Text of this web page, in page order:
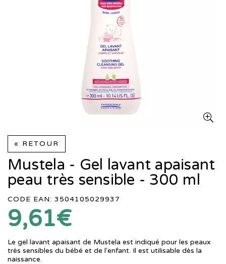
« RETOUR
Mustela - Gel lavant apaisant
peau très sensible - 300 ml
CODE EAN: 3504105029937
9,61€
Le gel lavant apaisant de Mustela est indiqué pour les peaux
très sensibles du bébé et de l'enfant. Il est utilisable dès la
naissance.